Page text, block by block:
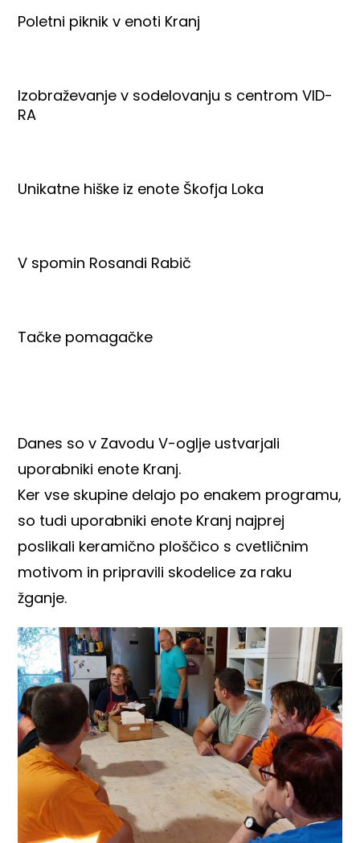
Poletni piknik v enoti Kranj
Izobraževanje v sodelovanju s centrom VID-
RA
Unikatne hiške iz enote Škofja Loka
V spomin Rosandi Rabič
Tačke pomagačke
Danes so v Zavodu V-oglje ustvarjali
uporabniki enote Kranj.
Ker vse skupine delajo po enakem programu,
so tudi uporabniki enote Kranj najprej
poslikali keramično ploščico s cvetličnim
motivom in pripravili skodelice za raku
žganje.